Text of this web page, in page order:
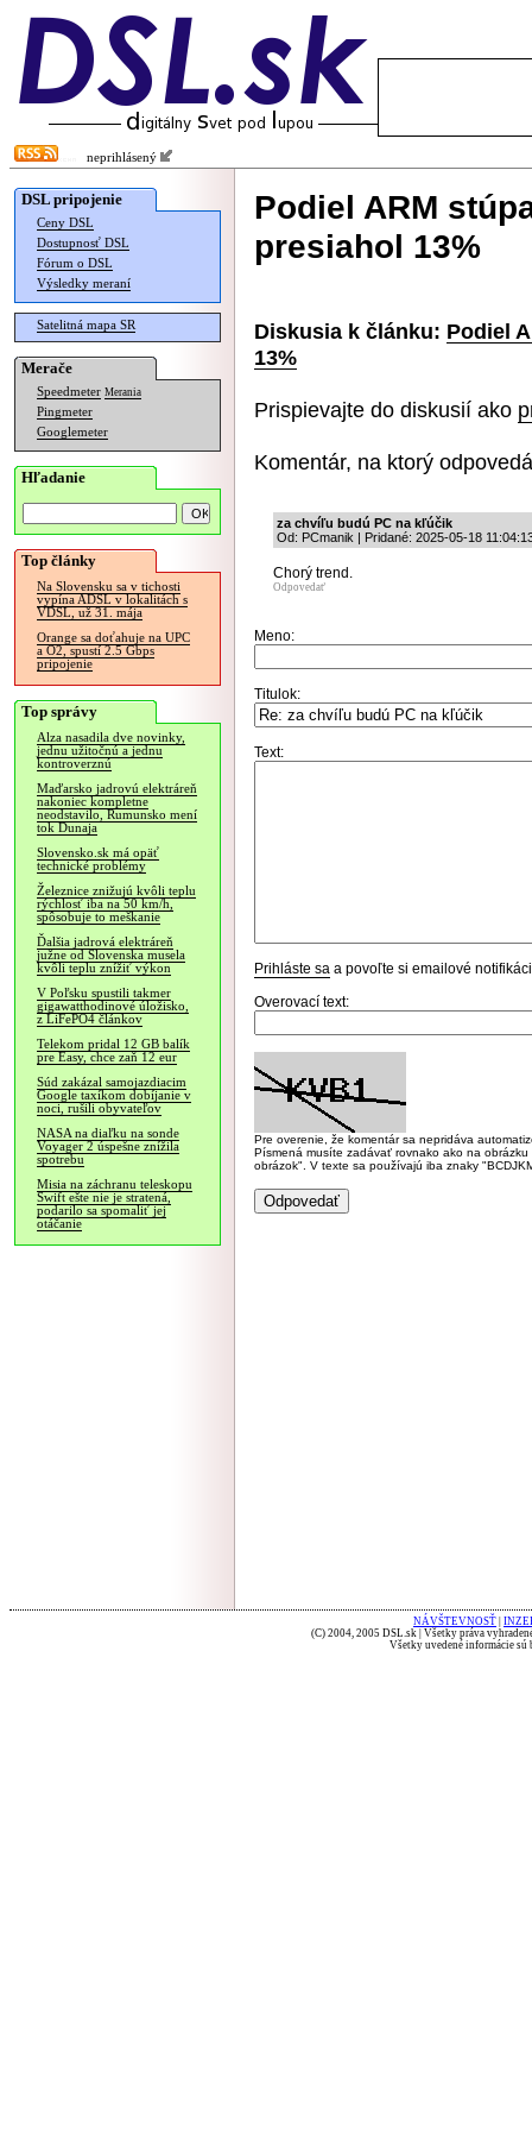
neprihlásený
DSL pripojenie
Ceny DSL
Dostupnosť DSL
Fórum o DSL
Výsledky meraní
Satelitná mapa SR
Merače
Speedmeter Merania
Pingmeter
Googlemeter
Hľadanie
Top články
Na Slovensku sa v tichosti
vypína ADSL v lokalitách s
VDSL, už 31. mája
Orange sa doťahuje na UPC
a O2, spustí 2.5 Gbps
pripojenie
Top správy
Alza nasadila dve novinky,
jednu užitočnú a jednu
kontroverznú
Maďarsko jadrovú elektráreň
nakoniec kompletne
neodstavilo, Rumunsko mení
tok Dunaja
Slovensko.sk má opäť
technické problémy
Železnice znižujú kvôli teplu
rýchlosť iba na 50 km/h,
spôsobuje to meškanie
Ďalšia jadrová elektráreň
južne od Slovenska musela
kvôli teplu znížiť výkon
V Poľsku spustili takmer
gigawatthodinové úložisko,
z LiFePO4 článkov
Telekom pridal 12 GB balík
pre Easy, chce zaň 12 eur
Súd zakázal samojazdiacim
Google taxíkom dobíjanie v
noci, rušili obyvateľov
NASA na diaľku na sonde
Voyager 2 úspešne znížila
spotrebu
Misia na záchranu teleskopu
Swift ešte nie je stratená,
podarilo sa spomaliť jej
otáčanie
Podiel ARM
presiahol 13%
Diskusia k článku: Podiel
13%
Prispievajte do diskusií ako
Komentár, na ktorý
za chvíľu budú PC na kľúčik
Od: PCmanik | Pridané: 2025-05-18
Chorý trend.
Odpovedať
Meno:
Titulok:
Text:
Prihláste sa a povoľte si emailové
Overovací text:
Pre overenie, že komentár sa nepridáva
Písmená musíte zadávať rovnako ako na
obrázok". V texte sa používajú iba znaky
NÁVŠTEVNOSŤ
(C) 2004, 2005 DSL.sk | Všetky práva
Všetky uvedené informácie sú